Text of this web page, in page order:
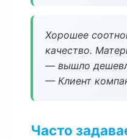
Хорошее
качество.
— вышло
— Клиент
Часто